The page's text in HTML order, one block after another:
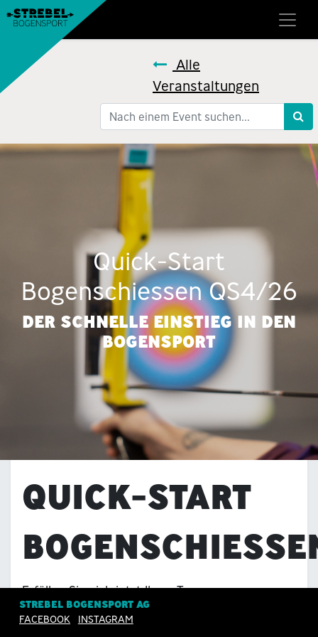
Alle
Veranstaltungen
Quick-Start
Bogenschiessen QS4/26
DER SCHNELLE EINSTIEG IN DEN
BOGENSPORT
QUICK-START
Erfüllen Sie sich jetzt Ihren Traum vom
Bogenschiessen.
STREBEL BOGENSPORT AG
FACEBOOK
INSTAGRAM